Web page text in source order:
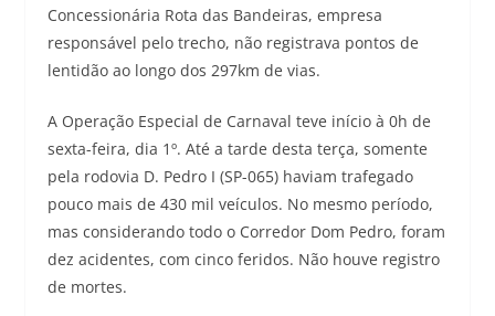
Concessionária Rota das Bandeiras, empresa
responsável pelo trecho, não registrava pontos de
lentidão ao longo dos 297km de vias.
A Operação Especial de Carnaval teve início à 0h de
sexta-feira, dia 1º. Até a tarde desta terça, somente
pela rodovia D. Pedro I (SP-065) haviam trafegado
pouco mais de 430 mil veículos. No mesmo período,
mas considerando todo o Corredor Dom Pedro, foram
dez acidentes, com cinco feridos. Não houve registro
de mortes.